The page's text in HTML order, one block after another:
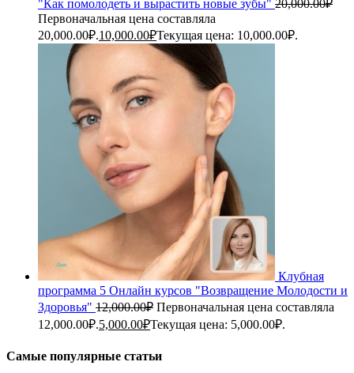
"Как помолодеть и вырастить новые зубы" 20,000.00₽
Первоначальная цена составляла
20,000.00₽.10,000.00₽Текущая цена: 10,000.00₽.
Клубная
программа 5 Онлайн курсов "Возвращение Молодости и
Здоровья" 12,000.00₽ Первоначальная цена составляла
12,000.00₽.5,000.00₽Текущая цена: 5,000.00₽.
Самые популярные статьи